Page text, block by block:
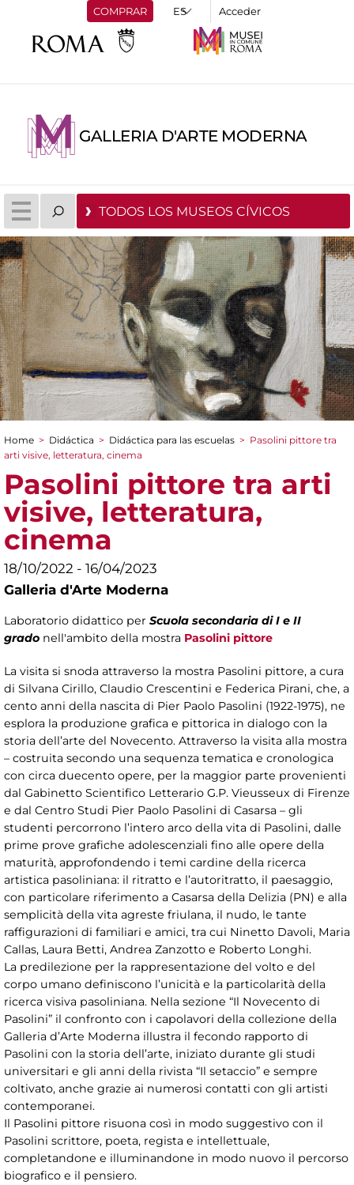
COMPRAR Acceder
GALLERIA D'ARTE MODERNA
TODOS LOS MUSEOS CÍVICOS
You are here
Home > Didáctica > Didáctica para las escuelas > Pasolini pittore tra
arti visive, letteratura, cinema
Pasolini pittore tra arti
visive, letteratura,
cinema
18/10/2022 - 16/04/2023
Galleria d'Arte Moderna
Laboratorio didattico per Scuola secondaria di I e II
grado nell'ambito della mostra Pasolini pittore
La visita si snoda attraverso la mostra Pasolini pittore, a cura
di Silvana Cirillo, Claudio Crescentini e Federica Pirani, che, a
cento anni della nascita di Pier Paolo Pasolini (1922-1975), ne
esplora la produzione grafica e pittorica in dialogo con la
storia dell’arte del Novecento. Attraverso la visita alla mostra
– costruita secondo una sequenza tematica e cronologica
con circa duecento opere, per la maggior parte provenienti
dal Gabinetto Scientifico Letterario G.P. Vieusseux di Firenze
e dal Centro Studi Pier Paolo Pasolini di Casarsa – gli
studenti percorrono l’intero arco della vita di Pasolini, dalle
prime prove grafiche adolescenziali fino alle opere della
maturità, approfondendo i temi cardine della ricerca
artistica pasoliniana: il ritratto e l’autoritratto, il paesaggio,
con particolare riferimento a Casarsa della Delizia (PN) e alla
semplicità della vita agreste friulana, il nudo, le tante
raffigurazioni di familiari e amici, tra cui Ninetto Davoli, Maria
Callas, Laura Betti, Andrea Zanzotto e Roberto Longhi.
La predilezione per la rappresentazione del volto e del
corpo umano definiscono l’unicità e la particolarità della
ricerca visiva pasoliniana. Nella sezione “Il Novecento di
Pasolini” il confronto con i capolavori della collezione della
Galleria d’Arte Moderna illustra il fecondo rapporto di
Pasolini con la storia dell’arte, iniziato durante gli studi
universitari e gli anni della rivista “Il setaccio” e sempre
coltivato, anche grazie ai numerosi contatti con gli artisti
contemporanei.
Il Pasolini pittore risuona così in modo suggestivo con il
Pasolini scrittore, poeta, regista e intellettuale,
completandone e illuminandone in modo nuovo il percorso
biografico e il pensiero.